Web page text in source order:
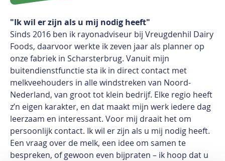
"Ik wil er zijn als u mij nodig heeft"
Sinds 2016 ben ik rayonadviseur bij Vreugdenhil Dairy
Foods, daarvoor werkte ik zeven jaar als planner op
onze fabriek in Scharsterbrug. Vanuit mijn
buitendienstfunctie sta ik in direct contact met
melkveehouders in alle windstreken van Noord-
Nederland, van groot tot klein bedrijf. Elke regio heeft
z’n eigen karakter, en dat maakt mijn werk iedere dag
leerzaam en interessant. Voor mij draait het om
persoonlijk contact. Ik wil er zijn als u mij nodig heeft.
Een vraag over de melk, een idee om samen te
bespreken, of gewoon even bijpraten – ik hoop dat u